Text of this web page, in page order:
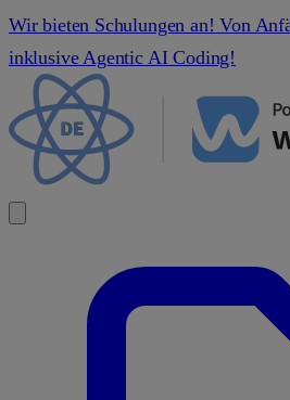
Wir bieten Schulungen an! Von
inklusive Agentic AI Coding!